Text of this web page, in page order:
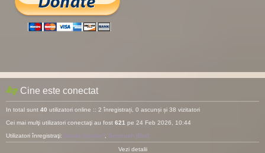
Cine este conectat
In total sunt 40 utilizatori online :: 2 înregistrați, 0 ascunși și 38 vizitatori
Cei mai mulţi utilizatori conectaţi au fost 621 pe 24 Feb 2026, 10:44
Utilizatori înregistraţi: Baidu [Spider] Semrush [Bot]
Vezi detalii